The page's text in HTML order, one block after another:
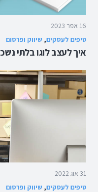
טיפים לעסקים, שיווק ופרסום
16 אפר 2023
איך לעצב לוגו בלתי
טיפים לעסקים, שיווק ופרסום
31 אוג 2022